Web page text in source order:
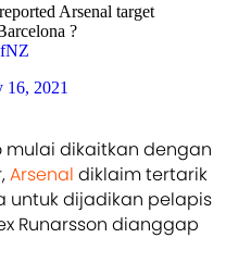
Arsenal target
?
16, 2021
mulai dikaitkan dengan
Arsenal diklaim tertarik
untuk dijadikan pelapis
Runarsson dianggap